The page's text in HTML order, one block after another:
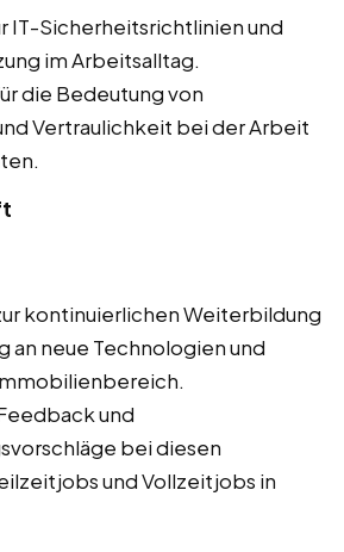
IT-Sicherheitsrichtlinien und
im Arbeitsalltag.
die Bedeutung von
Vertraulichkeit bei der Arbeit
kontinuierlichen Weiterbildung
an neue Technologien und
und
bei diesen
und Vollzeitjobs in